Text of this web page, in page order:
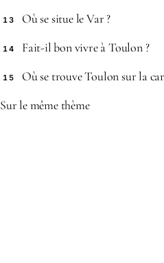
13 Où se situe le Var ?
14 Fait-il bon vivre à Toulon ?
15 Où se trouve Toulon sur la
Sur le même thème